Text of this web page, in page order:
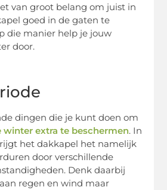
van groot belang om juist in
goed in de gaten te
die manier help je jouw
door.
dingen die je kunt doen om
winter extra te beschermen. In
het dakkapel het namelijk
door verschillende
Denk daarbij
regen en wind maar